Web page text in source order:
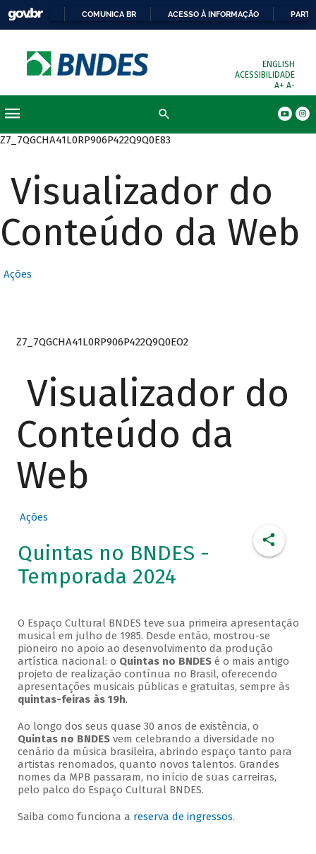
COMUNICA BR ACESSO À INFORMAÇÃO
ENGLISH
ACESSIBILIDADE
A+ A-
Z7_7QGCHA41L0RP906P422Q9Q0E83
Visualizador do
Conteúdo da Web
Ações
Z7_7QGCHA41L0RP906P422Q9Q0EO2
Visualizador do
Conteúdo da
Web
Ações
Quintas no BNDES -
Temporada 2024
O Espaço Cultural BNDES teve sua primeira apresentação
musical em julho de 1985. Desde então, mostrou-se
pioneiro no apoio ao desenvolvimento da produção
artística nacional: o Quintas no BNDESé o mais antigo
projeto de realização contínua no Brasil, oferecendo
apresentações musicais públicas e gratuitas, sempre às
quintas-feiras às 19h.
Ao longo dos seus quase 30 anos de existência, o
Quintas no BNDESvem celebrando a diversidade no
cenário da música brasileira, abrindo espaço tanto para
artistas renomados, quanto novos talentos. Grandes
nomes da MPB passaram, no início de suas carreiras,
pelo palco do Espaço Cultural BNDES.
Saiba como funciona a reserva de ingressos.